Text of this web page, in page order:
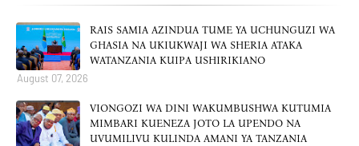
RAIS SAMIA AZINDUA TUME YA UCHUNGUZI WA
GHASIA NA UKIUKWAJI WA SHERIA ATAKA
WATANZANIA KUIPA USHIRIKIANO
August 07, 2026
VIONGOZI WA DINI WAKUMBUSHWA KUTUMIA
MIMBARI KUENEZA JOTO LA UPENDO NA
UVUMILIVU KULINDA AMANI YA TANZANIA